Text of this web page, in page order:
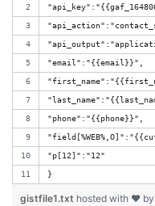
"email":"{{email}}",
"phone":"{{phone}}",
"p[12]":"12"
}
gistfile1.txt hosted with ❤ by